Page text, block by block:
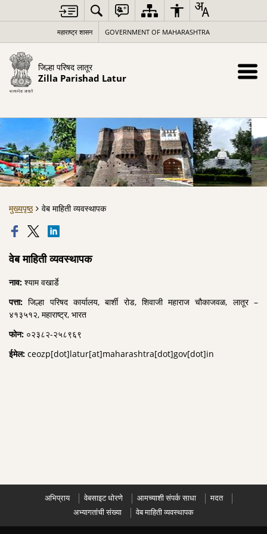
महाराष्ट्र शासन GOVERNMENT OF MAHARASHTRA
जिल्हा परिषद लातूर
Zilla Parishad Latur
मुख्यपृष्ठ वेब माहिती व्यवस्थापक
वेब माहिती व्यवस्थापक
नाव: श्याम वखार्डे
पत्ता: जिल्हा परिषद कार्यालय, बार्शी रोड, शिवाजी महाराज चौकाजवळ, लातूर –
४१३५१२, महाराष्ट्र, भारत
फोन: ०२३८२-२५८९६९
ईमेल: ceozp[dot]latur[at]maharashtra[dot]gov[dot]in
अभिप्राय वेबसाइट धोरणे आमच्याशी संपर्क साधा
मदत
अभ्यागतांची संख्या
वेब माहिती व्यवस्थापक